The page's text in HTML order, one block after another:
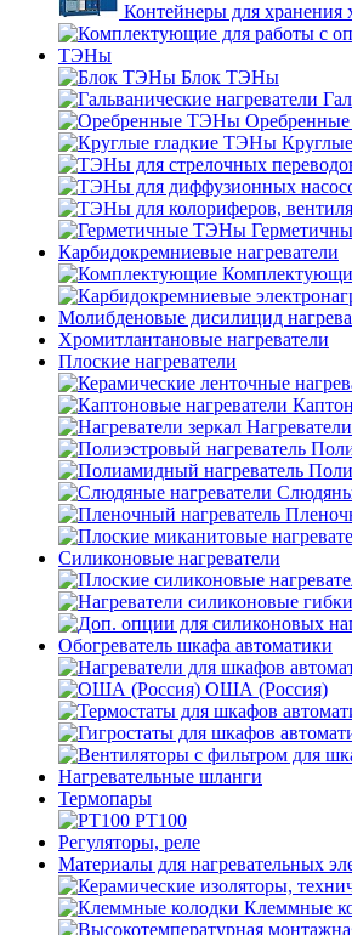
Контейнеры для хранения
ТЭНы
Блок ТЭНы
Карбидокремниевые нагреватели
Молибденовые дисилицид
Хромитлантановые нагреватели
Плоские нагреватели
Силиконовые нагреватели
Обогреватель шкафа автоматики
ОША (Россия)
Нагревательные шланги
Термопары
PT100
Регуляторы, реле
Материалы для нагревательных
Клеммные